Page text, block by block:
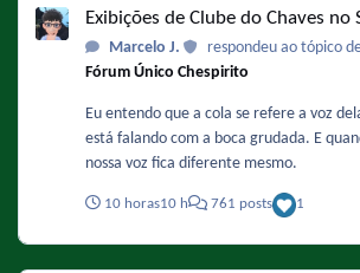
Exibições de Clube do Chaves no
Marcelo J. respondeu ao tópico
Fórum Único Chespirito
Eu entendo que a cola se refere a voz
está falando com a boca grudada. E
nossa voz fica diferente mesmo.
10 horas10 h 761 posts 1